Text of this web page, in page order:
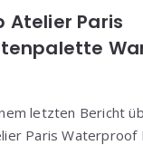
Atelier Paris
letzten Bericht
Paris Waterproof